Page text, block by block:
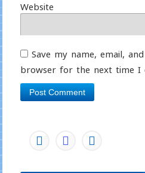
Website
Save my name, email,
browser for the next time I